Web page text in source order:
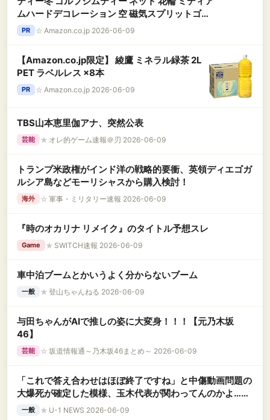
ムハードデコレーション 空 磁気スプリットゴル
フティー 着信音 冬のラバーtシャツ 冬のティー
ジャンボティー
PR ☆ Amazon.co.jp 2026-06-09
【Amazon.co.jp限定】 綾鷹 ミネラル緑茶 2L
PET ラベルレス ×8本
PR ☆ Amazon.co.jp 2026-06-09
TBS山本恵里伽アナ、突然公表
芸能 ★ オレ的ゲーム速報＠刃 2026-06-09
トランプ米政権がインド洋の戦略的要衝、英領ディエゴガ
ルシア島などモーリシャスから購入検討！
海外 ☆ 軍事・ミリタリー速報 2026-06-09
『時のオカリナ リメイク』のタイトル予想スレ
Game ★ SWITCH速報 2026-06-09
車中泊ブームとかいうよく分からないブーム
一般 ★ 登山ちゃんねる 2026-06-09
与田ちゃんがAIで推しの姿に大変身！！！【元乃木坂
46】
芸能 ☆ 坂道情報通～乃木坂46まとめ～ 2026-06-09
「これで答え合わせはほぼ終了ですね」と中傷動画問題の
大爆死が確定した模様、玉木代表が関わってんのかよ……
一般 ★ U-1 NEWS 2026-06-09